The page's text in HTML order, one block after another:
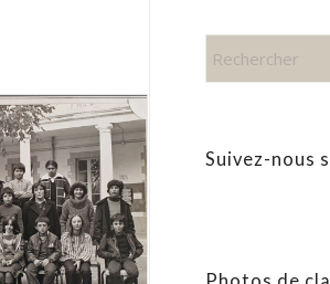
Suivez-nous